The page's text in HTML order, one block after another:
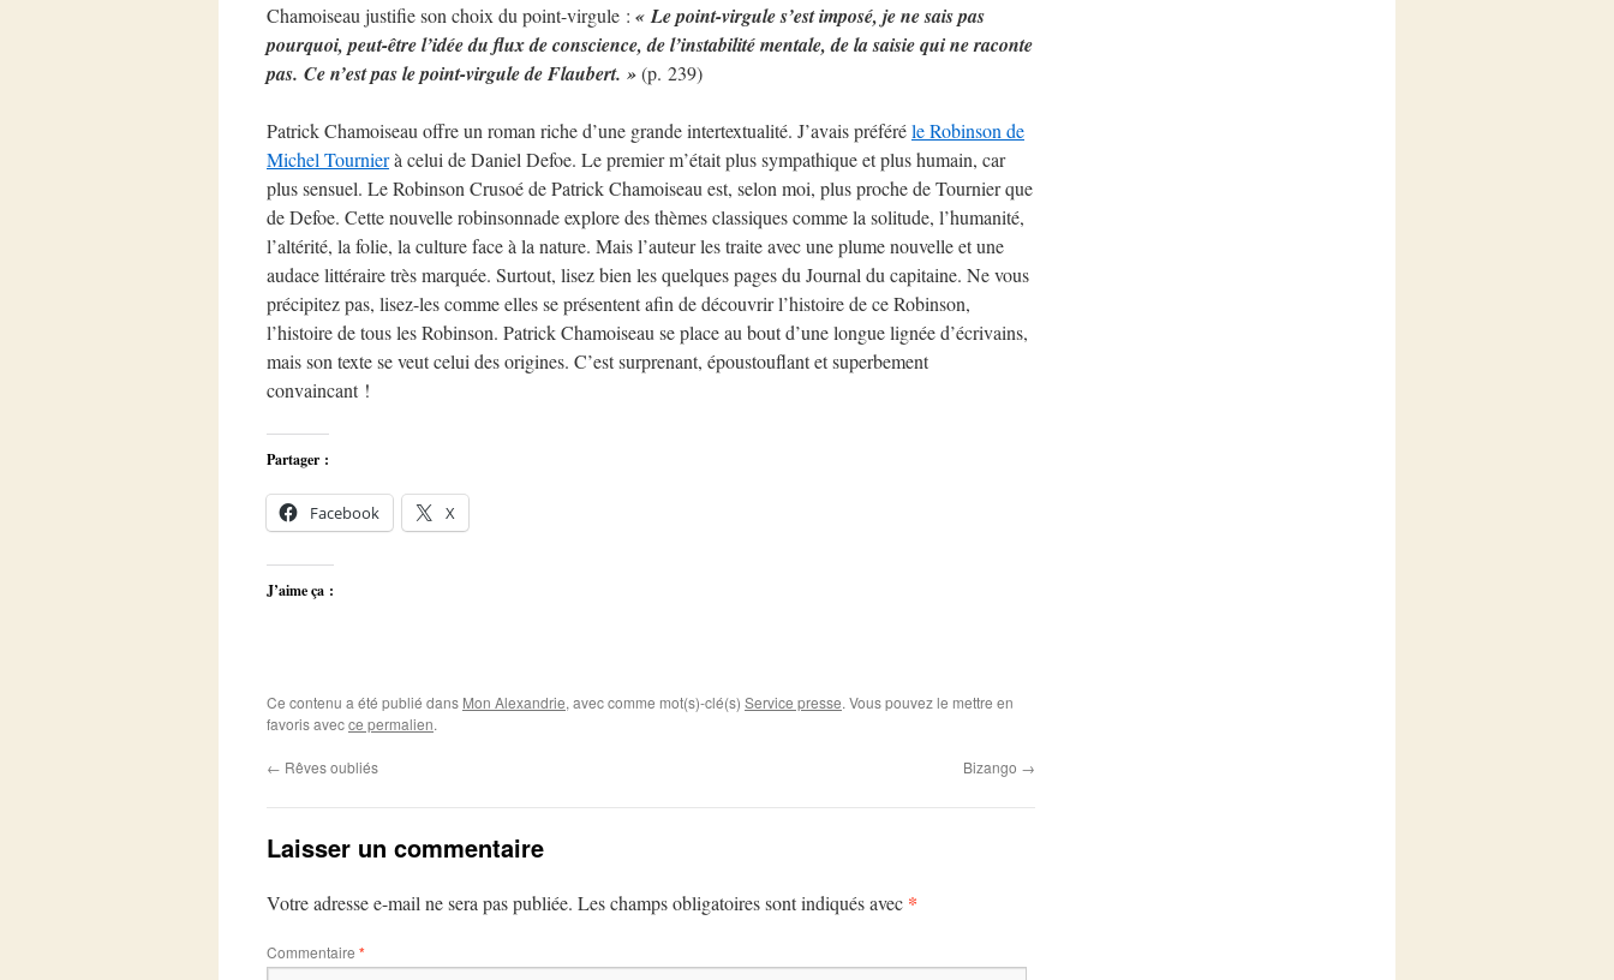
Chamoiseau justifie son choix du point-virgule : « Le point-virgule s’est imposé, je ne sais pas
pourquoi, peut-être l’idée du flux de conscience, de l’instabilité mentale, de la saisie qui ne raconte
pas. Ce n’est pas le point-virgule de Flaubert. »(p. 239)
Patrick Chamoiseau offre un roman riche d’une grande intertextualité. J’avais préféréle Robinson de
Michel Tournierà celui de Daniel Defoe. Le premier m’était plus sympathique et plus humain, car
plus sensuel. Le Robinson Crusoé de Patrick Chamoiseau est, selon moi, plus proche de Tournier que
de Defoe. Cette nouvelle robinsonnade explore des thèmes classiques comme la solitude, l’humanité,
l’altérité, la folie, la culture face à la nature. Mais l’auteur les traite avec une plume nouvelle et une
audace littéraire très marquée. Surtout, lisez bien les quelques pages du Journal du capitaine. Ne vous
précipitez pas, lisez-les comme elles se présentent afin de découvrir l’histoire de ce Robinson,
l’histoire de tous les Robinson. Patrick Chamoiseau se place au bout d’une longue lignée d’écrivains,
mais son texte se veut celui des origines. C’est surprenant, époustouflant et superbement
convaincant !
Partager :
Facebook X
J’aime ça :
Ce contenu a été publié dans Mon Alexandrie, avec comme mot(s)-clé(s) Service presse. Vous pouvez le mettre en
favoris avecce permalien.
← Rêves oubliés Bizango →
Laisser un commentaire
Votre adresse e-mail ne sera pas publiée. Les champs obligatoires sont indiqués avec *
Commentaire *